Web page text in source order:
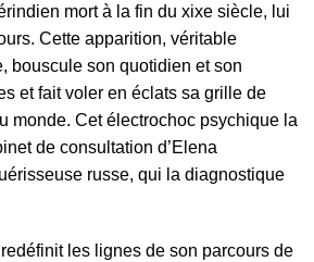
mort à la fin du xixe siècle, lui
Cette apparition, véritable
bouscule son quotidien et son
et fait voler en éclats sa grille de
monde. Cet électrochoc psychique la
de consultation d’Elena
russe, qui la diagnostique
les lignes de son parcours de